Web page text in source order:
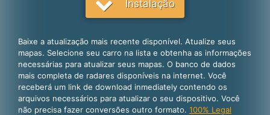
Português
English
Español
Instalação
Baixe a atualização mais recente disponível. Atualize seus
mapas. Selecione seu carro na lista e obtenha as informações
necessárias para atualizar seus mapas. O banco de dados
mais completa de radares disponíveis na internet. Você
receberá um link de download inmediately contendo os
arquivos necessários para atualizar o seu dispositivo. Você
não precisa fazer conversões outro formato. 100% Legal